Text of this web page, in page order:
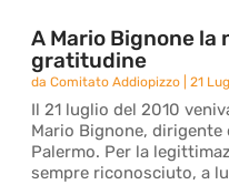
A Mario Bignone la
gratitudine
daComitato Addiopizzo |21
Il 21 luglio del 2010
Mario Bignone, dirigente
Palermo. Per la
sempre riconosciuto, a